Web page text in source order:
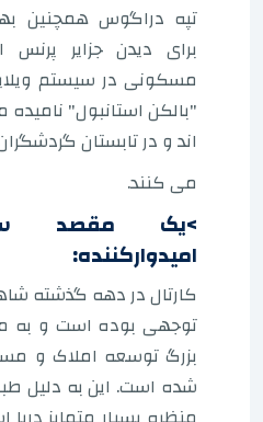
تپه دراگوس همچنین
برای دیدن جزایر
مسکونی در سیستم
"بالکن استانبول"
اند و در تابستان
می کنند.
>یک مقصد
امیدوارکننده:
کارتال در دهه گذشته
توجهی بوده است و به
بزرگ توسعه املاک و
شده است. این به دلیل